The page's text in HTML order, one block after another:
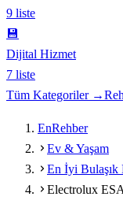
9 liste
💾
Dijital Hizmet
7 liste
Tüm Kategoriler →
EnRehber
Ev & Yaşam
En İyi Bulaşık
Electrolux